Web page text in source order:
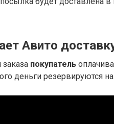
Авито
покупатель
деньги резервируются на